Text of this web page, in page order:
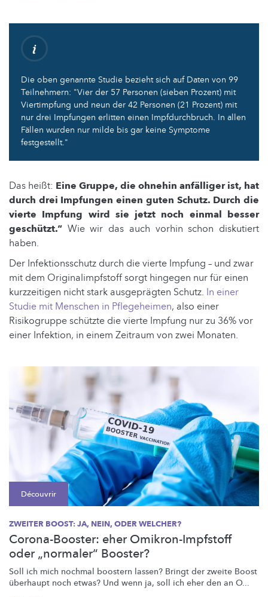
Die oben genannte Studie bezieht sich auf Daten von 99
Teilnehmern: "Vier der 57 Personen (sieben Prozent) mit
Viertimpfung und neun der 42 Personen (21 Prozent) mit
nur drei Impfungen erlitten einen Impfdurchbruch. In allen
Fällen wurden nur milde bis gar keine Symptome
festgestellt."
Das heißt: Eine Gruppe, die ohnehin anfälliger ist, hat
durch drei Impfungen einen guten Schutz. Durch die
vierte Impfung wird sie jetzt noch einmal besser
geschützt.“ Wie wir das auch vorhin schon diskutiert
haben.
Der Infektionsschutz durch die vierte Impfung – und zwar
mit dem Originalimpfstoff sorgt hingegen nur für einen
kurzzeitigen nicht stark ausgeprägten Schutz. In einer
Studie mit Menschen in Pflegeheimen, also einer
Risikogruppe schützte die vierte Impfung nur zu 36% vor
einer Infektion, in einem Zeitraum von zwei Monaten.
Découvrir
ZWEITER BOOST: JA, NEIN, ODER WELCHER?
Corona-Booster: eher Omikron-Impfstoff
oder „normaler“ Booster?
Soll ich mich nochmal boostern lassen? Bringt der zweite Boost
überhaupt noch etwas? Und wenn ja, soll ich eher den an O...